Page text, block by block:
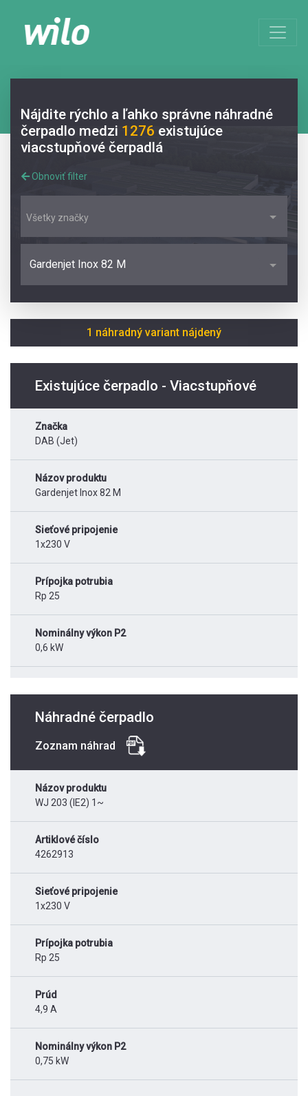
Nájdite rýchlo a ľahko správne náhradné
čerpadlo medzi 1276 existujúce
viacstupňové čerpadlá
Obnoviť filter
Všetky značky
Gardenjet Inox 82 M
1 náhradný variant nájdený
Existujúce čerpadlo - Viacstupňové
Značka
DAB (Jet)
Názov produktu
Gardenjet Inox 82 M
Sieťové pripojenie
1x230 V
Prípojka potrubia
Rp 25
Nominálny výkon P2
0,6 kW
Náhradné čerpadlo
Zoznam náhrad
Názov produktu
WJ 203 (IE2) 1~
Artiklové číslo
4262913
Sieťové pripojenie
1x230 V
Prípojka potrubia
Rp 25
Prúd
4,9 A
Nominálny výkon P2
0,75 kW